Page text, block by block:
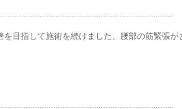
目指して施術を続けました。腰部の筋緊張